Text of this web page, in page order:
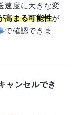
速度に大きな変
高まる可能性が
で確認できま
ャンセルでき